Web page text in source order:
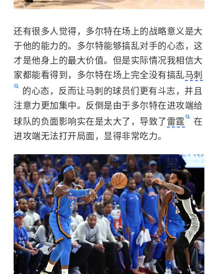
还有很多人觉得，多尔特在场上的战略意义是大
于他的能力的。多尔特能够搞乱对手的心态，这
才是他身上的最大价值。但是实际情况我相信大
家都能看得到，多尔特在场上完全没有搞乱马刺
的心态，反而让马刺的球员们更有斗志，并且
注意力更加集中。反倒是由于多尔特在进攻端给
球队的负面影响实在是太大了，导致了 雷霆
在
进攻端无法打开局面，显得非常吃力。